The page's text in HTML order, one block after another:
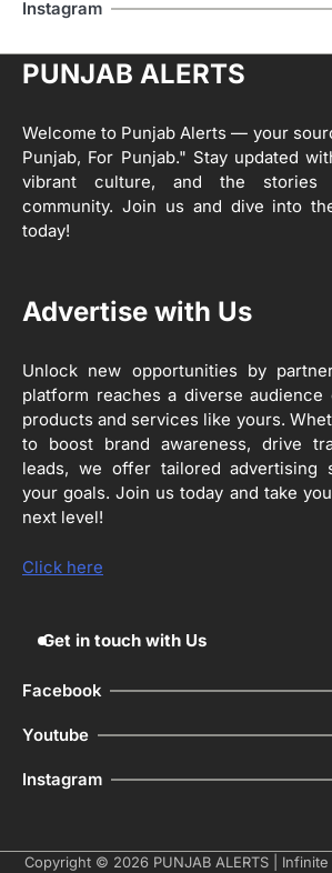
5
ਮੋਦੀ ਜੀ ਪੁਲਿਸ ਦੇ ਦਮ
ਅਗੇਂਸਟ ਈ-20 ਨੂੰ ਰੋਕਣ
ਹਨ- ਕੇਜਰੀਵਾਲ
Editor
Editor
2
ਖੇਤੀਬਾੜੀ ਵਿਭਾਗ ਵੱਲੋਂ
ਪ੍ਰੋਡਕਟੀਵਿਟੀ’ ਅਧੀਨ
ਰਾਸ਼ਟਰੀ ਮਨੁੱਖੀ ਅਧਿਕਾਰ
ਸਕੀਮਾਂ ਦਾ ਜਾਇਜ਼ਾ
Editor
4
ਹੁਸ਼ਿਆਰਪੁਰ ਜ਼ਿਲ੍ਹੇ ਵ‘
ਦਾ ਕੰਮ 99.92 ਫੀਸਦੀ
ਅਫ਼ਸਰ
Editor
Instagram
PUNJAB ALERTS
Welcome to Punjab Alerts — your
Punjab, For Punjab." Stay updated
vibrant culture, and the stories
community. Join us and dive into
today!
Advertise with Us
Unlock new opportunities by
platform reaches a diverse
products and services like yours.
to boost brand awareness, drive
leads, we offer tailored advertising
your goals. Join us today and take
next level!
Click here
Get in touch with Us
Facebook
Youtube
Instagram
Copyright © 2026 PUNJAB ALERTS| Infinite